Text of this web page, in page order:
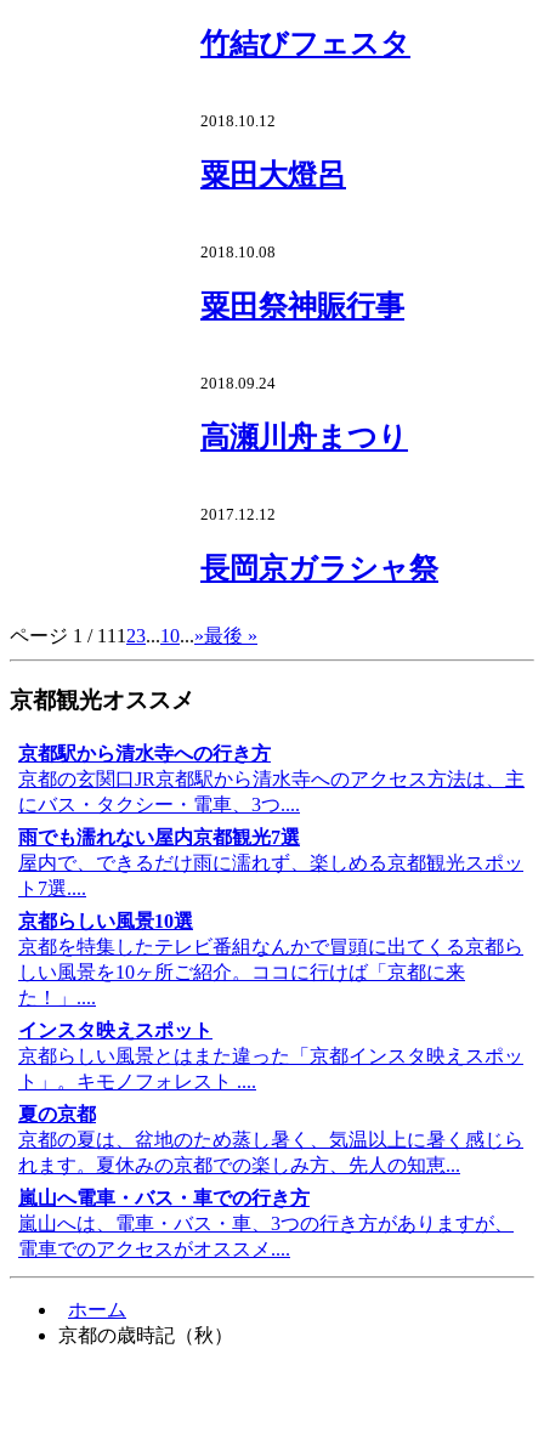
竹結びフェスタ
2018.10.12
粟田大燈呂
2018.10.08
粟田祭神賑行事
2018.09.24
高瀬川舟まつり
2017.12.12
長岡京ガラシャ祭
ページ 1 / 11 1 23...10...»最後 »
京都観光オススメ
京都駅から清水寺への行き方
京都の玄関口JR京都駅から清水寺へのアクセス方法は、主
にバス・タクシー・電車、3つ....
雨でも濡れない屋内京都観光7選
屋内で、できるだけ雨に濡れず、楽しめる京都観光スポッ
ト7選....
京都らしい風景10選
京都を特集したテレビ番組なんかで冒頭に出てくる京都ら
しい風景を10ヶ所ご紹介。ココに行けば「京都に来
た！」....
インスタ映えスポット
京都らしい風景とはまた違った「京都インスタ映えスポッ
ト」。キモノフォレスト ....
夏の京都
京都の夏は、盆地のため蒸し暑く、気温以上に暑く感じら
れます。夏休みの京都での楽しみ方、先人の知恵...
嵐山へ電車・バス・車での行き方
嵐山へは、電車・バス・車、3つの行き方がありますが、
電車でのアクセスがオススメ....
ホーム
京都の歳時記（秋）